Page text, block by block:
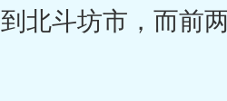
到北斗坊市，而前